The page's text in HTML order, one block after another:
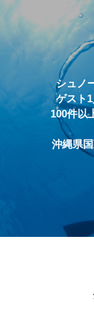
シュノ
ゲスト
100件以
沖縄県